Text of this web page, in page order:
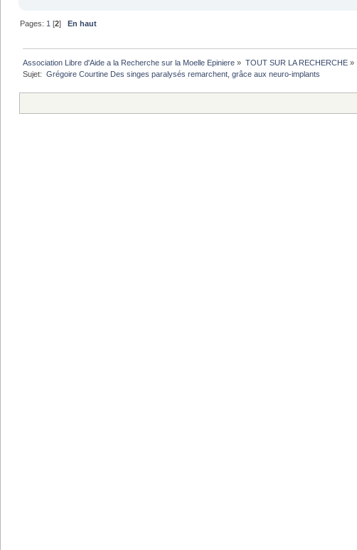
Pages: 1 [2]En haut
Association Libre d'Aide a la Recherche sur la Moelle Epiniere » TOUT SUR LA RECHERCHE»
Sujet: Grégoire Courtine Des singes paralysés remarchent, grâce aux neuro-implants